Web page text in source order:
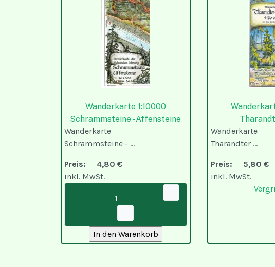
Wanderkarte 1:10000
Schrammsteine - Affensteine
Wanderkarte
Schrammsteine - ...
Preis:
4,80 €
inkl. MwSt.
Wanderkarte
Tharandter ...
Preis:
5,80 €
inkl. MwSt.